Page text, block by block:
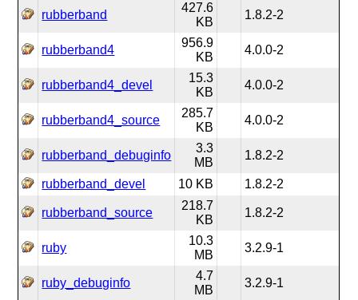
rubberband
427.6
KB
1.8.2-2
rubberband4
956.9
KB
4.0.0-2
rubberband4_devel
15.3
KB
4.0.0-2
rubberband4_source
285.7
KB
4.0.0-2
rubberband_debuginfo
3.3
MB
1.8.2-2
rubberband_devel 10 KB 1.8.2-2
rubberband_source
218.7
KB
1.8.2-2
ruby
10.3
MB
3.2.9-1
ruby_debuginfo
4.7
MB
3.2.9-1